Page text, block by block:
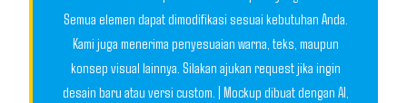
Semua elemen dapat dimodifikasi sesuai kebutuhan Anda.
Kami juga menerima penyesuaian warna, teks, maupun
konsep visual lainnya. Silakan ajukan request jika ingin
desain baru atau versi custom. | Mockup dibuat dengan AI,